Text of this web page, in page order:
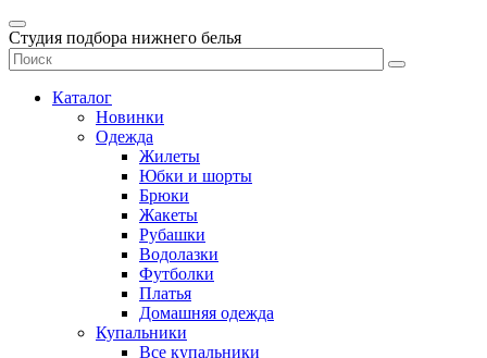
Студия подбора нижнего белья
Каталог
Новинки
Одежда
Жилеты
Юбки и шорты
Брюки
Жакеты
Рубашки
Водолазки
Футболки
Платья
Домашняя одежда
Купальники
Все купальники